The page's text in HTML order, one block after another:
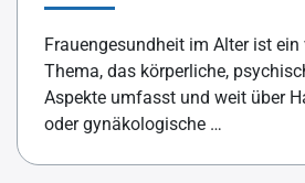
Frauengesundheit im Alter ist
Thema, das körperliche,
Aspekte umfasst und weit über
oder gynäkologische …